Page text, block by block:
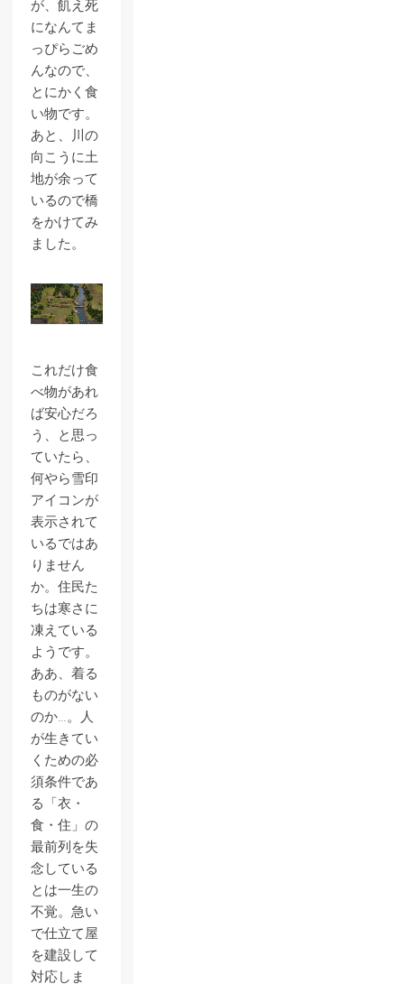
が、飢え死
になんてま
っぴらごめ
んなので、
とにかく食
い物です。
あと、川の
向こうに土
地が余って
いるので橋
をかけてみ
ました。
これだけ食
べ物があれ
ば安心だろ
う、と思っ
ていたら、
何やら雪印
アイコンが
表示されて
いるではあ
りません
か。住民た
ちは寒さに
凍えている
ようです。
ああ、着る
ものがない
のか…。人
が生きてい
くための必
須条件であ
る「衣・
食・住」の
最前列を失
念している
とは一生の
不覚。急い
で仕立て屋
を建設して
対応しま